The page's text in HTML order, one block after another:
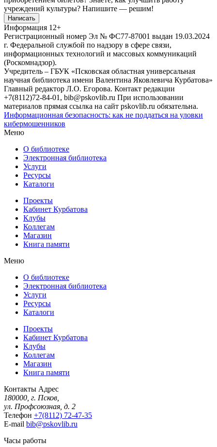
учреждений культуры? Напишите — решим!
Написать
Информация 12+
Регистрационный номер Эл № ФС77-87001 выдан 19.03.2024
г. Федеральной службой по надзору в сфере связи,
информационных технологий и массовых коммуникаций
(Роскомнадзор).
Учредитель – ГБУК «Псковская областная универсальная
научная библиотека имени Валентина Яковлевича Курбатова»
Главный редактор Л.О. Егорова. Контакт редакции
+7(8112)72-84-01, bib@pskovlib.ru При использовании
материалов прямая ссылка на сайт pskovlib.ru обязательна.
Информационная безопасность: как не поддаться на уловки
кибермошенников
Меню
О библиотеке
Электронная библиотека
Услуги
Ресурсы
Каталоги
Проекты
Кабинет Курбатова
Клубы
Коллегам
Магазин
Книга памяти
Меню
О библиотеке
Электронная библиотека
Услуги
Ресурсы
Каталоги
Проекты
Кабинет Курбатова
Клубы
Коллегам
Магазин
Книга памяти
Контакты Адрес
180000, г. Псков,
ул. Профсоюзная, д. 2
Телефон +7(8112) 72-47-35
E-mail bib@pskovlib.ru
Часы работы